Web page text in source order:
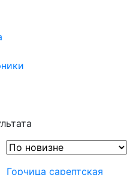
Горчица сарептская